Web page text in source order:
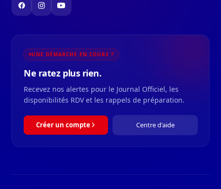
UNE DÉMARCHE EN COURS ?
Ne ratez plus rien.
Recevez nos alertes pour le Journal Officiel, les
disponibilités RDV et les rappels de préparation.
Créer un compte Centre d'aide